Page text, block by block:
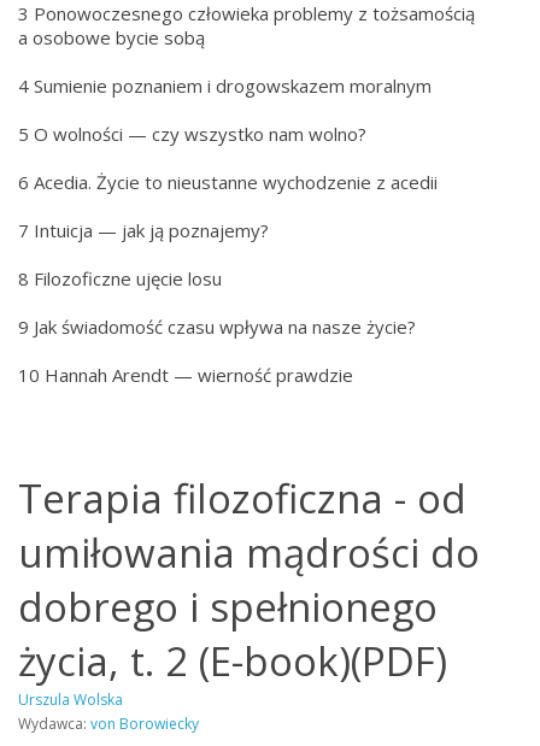
3 Ponowoczesnego człowieka problemy z tożsamością
a osobowe bycie sobą
4 Sumienie poznaniem i drogowskazem moralnym
5 O wolności — czy wszystko nam wolno?
6 Acedia. Życie to nieustanne wychodzenie z acedii
7 Intuicja — jak ją poznajemy?
8 Filozoficzne ujęcie losu
9 Jak świadomość czasu wpływa na nasze życie?
10 Hannah Arendt — wierność prawdzie
Terapia filozoficzna - od
umiłowania mądrości do
dobrego i spełnionego
życia, t. 2 (E-book)(PDF)
Urszula Wolska
Wydawca: von Borowiecky